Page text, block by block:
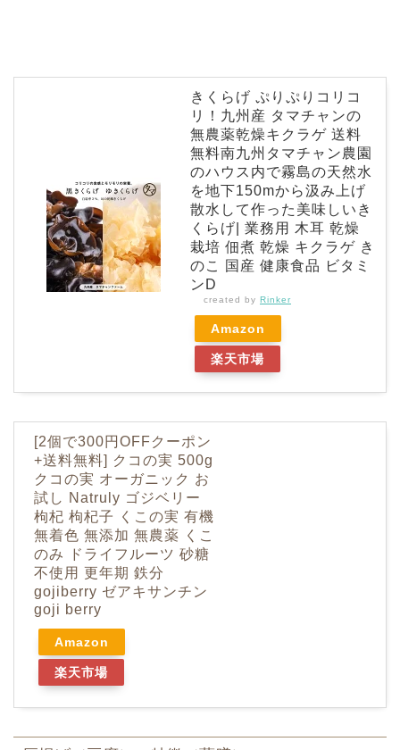
きくらげ ぷりぷりコリコ
リ！九州産 タマチャンの
無農薬乾燥キクラゲ 送料
無料南九州タマチャン農園
のハウス内で霧島の天然水
を地下150mから汲み上げ
散水して作った美味しいき
くらげ| 業務用 木耳 乾燥
栽培 佃煮 乾燥 キクラゲ き
のこ 国産 健康食品 ビタミ
ンD
created by Rinker
Amazon
楽天市場
[2個で300円OFFクーポン
+送料無料] クコの実 500g
クコの実 オーガニック お
試し Natruly ゴジベリー
枸杞 枸杞子 くこの実 有機
無着色 無添加 無農薬 くこ
のみ ドライフルーツ 砂糖
不使用 更年期 鉄分
gojiberry ゼアキサンチン
goji berry
Amazon
楽天市場